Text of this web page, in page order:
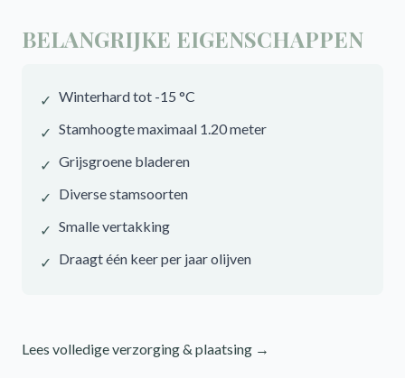
BELANGRIJKE EIGENSCHAPPEN
✓ Winterhard tot -15 °C
✓ Stamhoogte maximaal 1.20 meter
✓ Grijsgroene bladeren
✓ Diverse stamsoorten
✓ Smalle vertakking
✓ Draagt één keer per jaar olijven
Lees volledige verzorging & plaatsing →